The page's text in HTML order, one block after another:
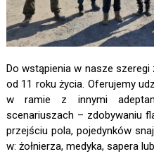
Do wstąpienia w nasze
od 11 roku życia. Oferujemy
w ramie z innymi
scenariuszach – zdobywaniu
przejściu pola, pojedynków
w: żołnierza, medyka, sapera